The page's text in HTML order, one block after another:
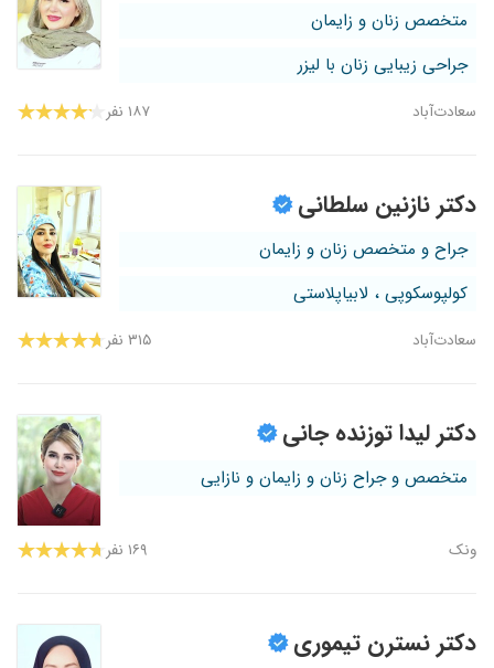
متخصص زنان و زایمان
جراحی زیبایی زنان با لیزر
سعادت‌آباد ۱۸۷ نفر
دکتر نازنین سلطانی
جراح و متخصص زنان و زایمان
کولپوسکوپی ، لابیاپلاستی
سعادت‌آباد ۳۱۵ نفر
دکتر لیدا توزنده جانی
متخصص و جراح زنان و زایمان و نازایی
ونک ۱۶۹ نفر
دکتر نسترن تیموری